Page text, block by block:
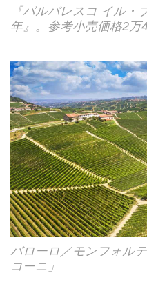
『バルバレスコ イル・
年』。参考小売価格2万
バローロ／モンフォル
コーニ」